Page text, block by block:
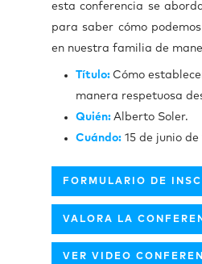
esta conferencia se
para saber cómo
en nuestra familia de
Título: Cómo
manera respetuosa
Quién: Alberto Soler.
Cuándo: 15 de junio de
FORMULARIO DE
VALORA LA
VER VIDEO